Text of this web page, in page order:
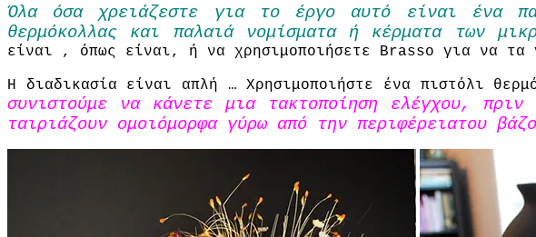
Όλα όσα χρειάζεστε για το έργο αυτό είναι ένα
θερμόκολλας και
παλαιά νομίσματα ή κέρματα των
είναι
, όπως είναι, ή να χρησιμοποιήσετε Brasso για να τα
Η διαδικασία είναι απλή … Χρησιμοποιήστε ένα πιστόλι
συνιστούμε να
κάνετε μια τακτοποίηση ελέγχου, πριν
ταιριάζουν ομοιόμορφα γύρω από την περιφέρειατου